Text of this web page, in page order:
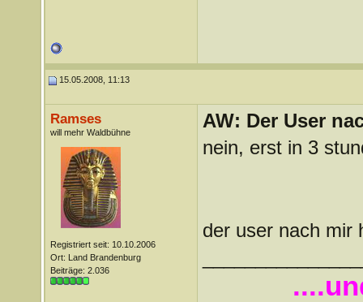
15.05.2008, 11:13
Ramses
will mehr Waldbühne
Registriert seit: 10.10.2006
Ort: Land Brandenburg
Beiträge: 2.036
AW: Der User
nein, erst in 3
der user nach mir